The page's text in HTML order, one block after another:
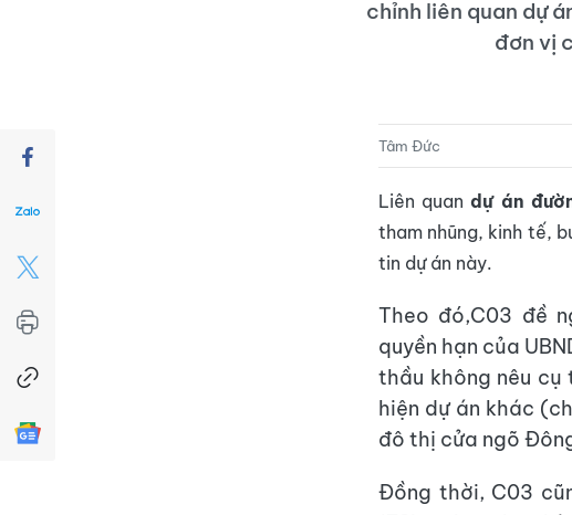
chỉnh liên quan dự
đơn vị
Tâm Đức
Liên quandự án
tham nhũng, kinh tế,
tin dự án này.
Theo đó,C03 đề
quyền hạn của
thầu không nêu
hiện dự án khác
đô thị cửa ngõ
Đồng thời, C03